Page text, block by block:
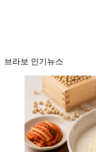
브라보 인기뉴스